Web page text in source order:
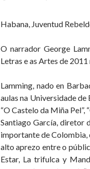
Habana, Juventud
O narrador George
Letras e as Artes de
Lamming, nado en
aulas na Universidade
“O Castelo da Miña Pel”,
Santiago García, diretor
importante de Colombia,
alto aprezo entre o
Estar, La trifulca y